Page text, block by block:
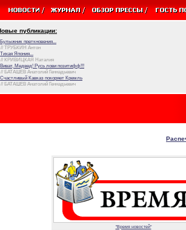
публикации:
Булыжник преткновения...
// ТРУБКИН Антон
Тихая Япония...
// КРИВИЦКАЯ Наталия
Виват, Медвед! Русь лови позитифф!!!
// БАТАШЕВ Анатолий Геннадьевич
Счастливый Кавказ покоряет Кремль
// БАТАШЕВ Анатолий Геннадьевич
"Время новостей"